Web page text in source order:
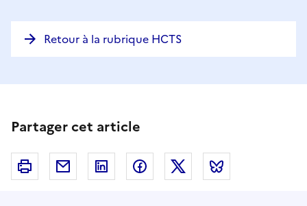
Retour à la rubrique HCTS
Partager cet article
Imprimer Courriel Linkedin FacebookTwitter